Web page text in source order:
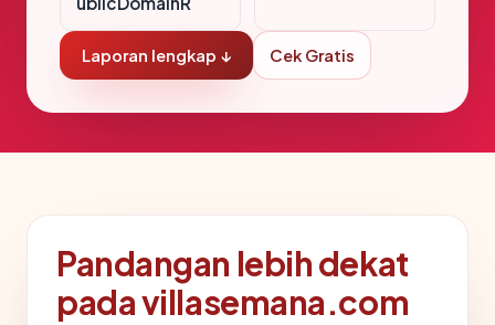
Laporan lengkap ↓ Cek Gratis
Pandangan lebih dekat
pada villasemana.com